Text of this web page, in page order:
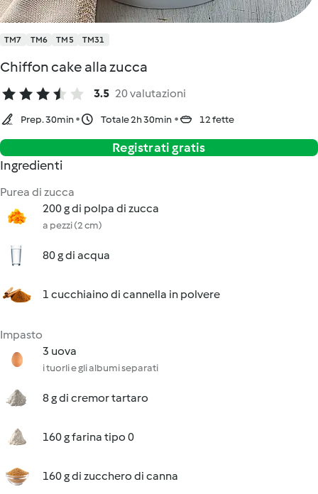
TM7 TM6 TM5 TM31
Chiffon cake alla zucca
3.5 20 valutazioni
Prep. 30min Totale 2h 30min 12 fette
Registrati gratis
Ingredienti
Purea di zucca
200 g di polpa di zucca
a pezzi (2 cm)
80 g di acqua
1 cucchiaino di cannella in polvere
Impasto
3 uova
i tuorli e gli albumi separati
8 g di cremor tartaro
160 g farina tipo 0
160 g di zucchero di canna